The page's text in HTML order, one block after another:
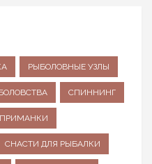
РЫБОЛОВНЫЕ УЗЛЫ
СПИННИНГ
ПРИМАНКИ
СНАСТИ ДЛЯ РЫБАЛКИ